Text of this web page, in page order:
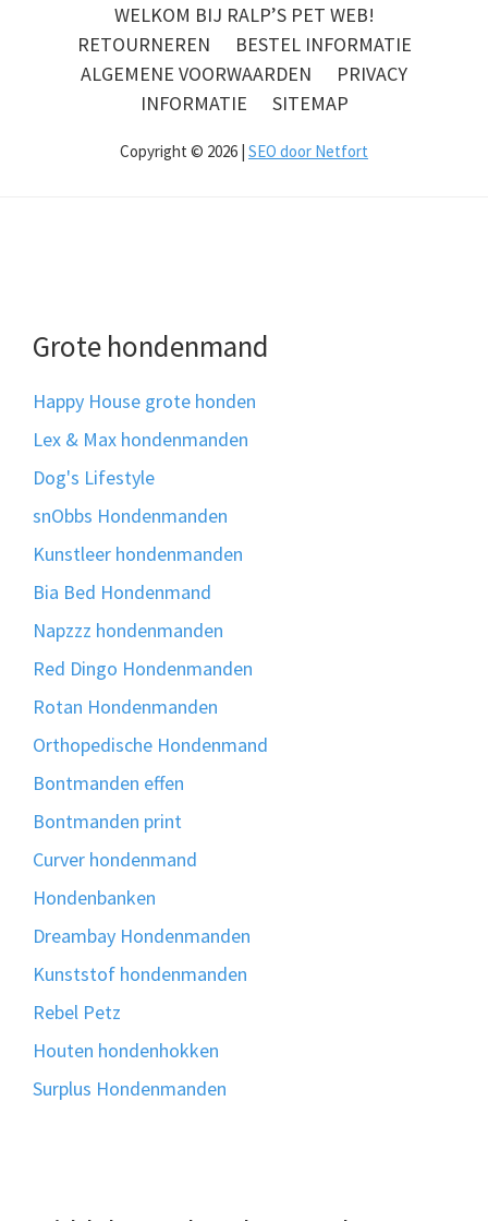
WELKOM BIJ RALP’S PET WEB!
RETOURNEREN
BESTEL INFORMATIE
ALGEMENE VOORWAARDEN
PRIVACY
INFORMATIE
SITEMAP
Copyright © 2026 | SEO door Netfort
Grote hondenmand
Happy House grote honden
Lex & Max hondenmanden
Dog's Lifestyle
snObbs Hondenmanden
Kunstleer hondenmanden
Bia Bed Hondenmand
Napzzz hondenmanden
Red Dingo Hondenmanden
Rotan Hondenmanden
Orthopedische Hondenmand
Bontmanden effen
Bontmanden print
Curver hondenmand
Hondenbanken
Dreambay Hondenmanden
Kunststof hondenmanden
Rebel Petz
Houten hondenhokken
Surplus Hondenmanden